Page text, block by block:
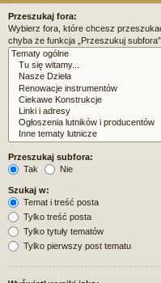
Przeszukaj fora:
Wybierz fora, które chcesz
chyba że funkcja „Przeszukuj
Przeszukaj subfora:
Tak
Nie
Szukaj w:
Temat i treść posta
Tylko treść posta
Tylko tytuły tematów
Tylko pierwszy post tematu